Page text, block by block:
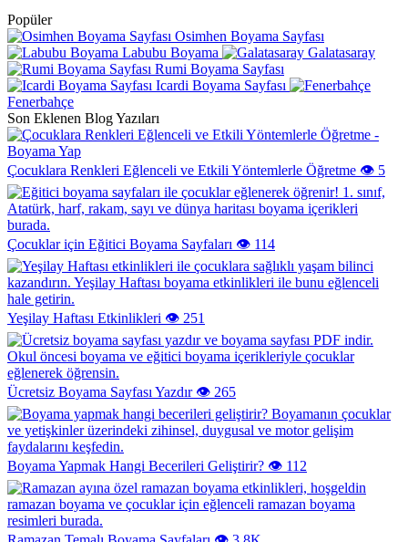
Popüler
Osimhen Boyama Sayfası
Labubu Boyama
Galatasaray
Rumi Boyama Sayfası
Icardi Boyama Sayfası
Fenerbahçe
Son Eklenen Blog Yazıları
Çocuklara Renkleri Eğlenceli ve Etkili Yöntemlerle Öğretme 👁️ 5
Çocuklar için Eğitici Boyama Sayfaları 👁️ 114
Yeşilay Haftası Etkinlikleri 👁️ 251
Ücretsiz Boyama Sayfası Yazdır 👁️ 265
Boyama Yapmak Hangi Becerileri Geliştirir? 👁️ 112